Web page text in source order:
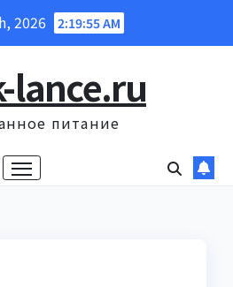
2026 2:19:56 AM
lance.ru
питание